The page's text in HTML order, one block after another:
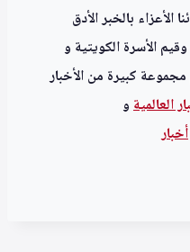
الأعزاء بالخبر الأدق
الأسرة الكويتية و
مجموعة كبيرة من الأخبار
العالميةو
أخبار